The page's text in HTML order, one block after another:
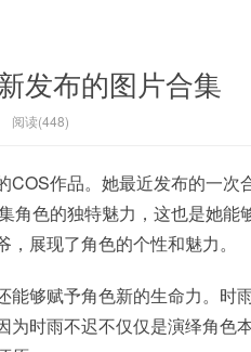
发布的图片合集
阅读(448)
COS作品。她最近发布的一次
角色的独特魅力，这也是她能
展现了角色的个性和魅力。
够赋予角色新的生命力。时
时雨不迟不仅仅是演绎角色